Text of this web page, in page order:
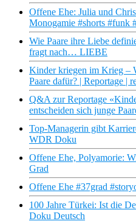
Offene Ehe: Julia und
Monogamie #shorts #funk
Wie Paare ihre Liebe
fragt nach… LIEBE
Kinder kriegen im Krieg –
Paare dafür? | Reportage |
Q&A zur Reportage
entscheiden sich junge
Top-Managerin gibt
WDR Doku
Offene Ehe, Polyamorie:
Grad
Offene Ehe #37grad
100 Jahre Türkei: Ist die
Doku Deutsch